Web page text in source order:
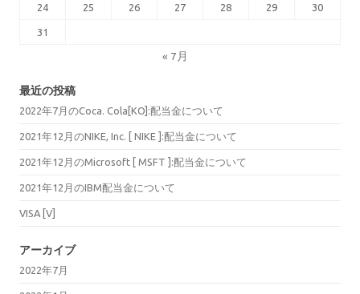
24 25 26 27 28 29 30
31
« 7月
最近の投稿
2022年7月のCoca. Cola[KO]:配当金について
2021年12月のNIKE, Inc. [ NIKE ]:配当金について
2021年12月のMicrosoft [ MSFT ]:配当金について
2021年12月のIBM配当金について
VISA [V]
アーカイブ
2022年7月